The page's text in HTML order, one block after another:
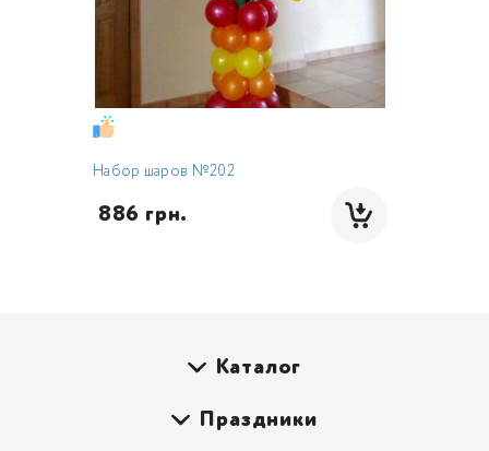
Набор шаров №202
886 грн.
Каталог
Праздники